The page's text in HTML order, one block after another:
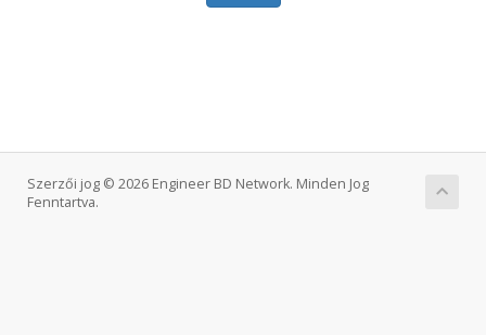
Szerzői jog © 2026 Engineer BD Network. Minden Jog
Fenntartva.